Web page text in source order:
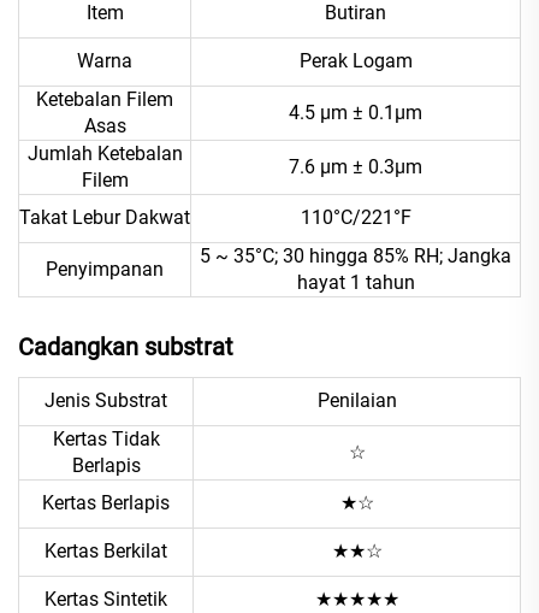
Item Butiran
Warna
Perak Logam
Ketebalan Filem
Asas
4.5 μm ± 0.1μm
Jumlah Ketebalan
Filem
7.6 μm ± 0.3μm
Takat Lebur Dakwat 110°C/221°F
Penyimpanan
5 ~ 35°C; 30 hingga 85% RH; Jangka
hayat 1 tahun
Cadangkan substrat
Jenis Substrat
Penilaian
Kertas Tidak
Berlapis
☆
Kertas Berlapis ★☆
Kertas Berkilat ★★☆
Kertas Sintetik ★★★★★